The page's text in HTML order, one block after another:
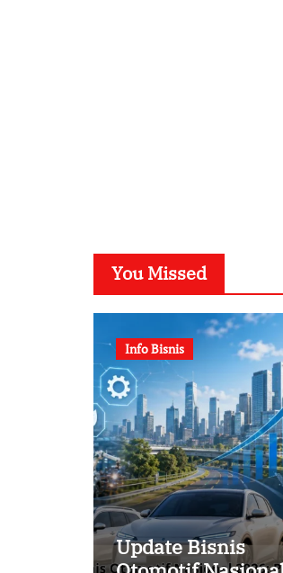
You Missed
Info Bisnis
Update Bisnis